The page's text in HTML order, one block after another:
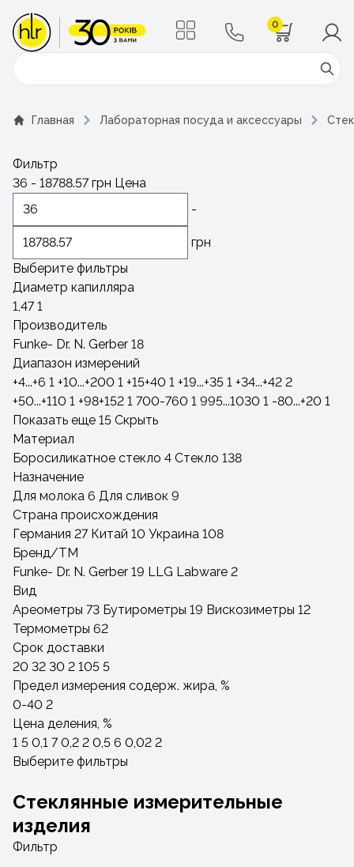
0
Поиск
Главная Лабораторная посуда и аксессуары
Фильтр
36 - 18788.57грн Цена
-
грн
Выберите фильтры
Диаметр капилляра
1,47 1
Производитель
Funke- Dr. N. Gerber 18
Диапазон измерений
+4...+6 1 +10...+200 1 +15+40 1 +19...+35 1 +34...+42 2
+50...+110 1 +98+152 1 700-760 1 995...1030 1 -80...+20 1
Показать еще 15 Скрыть
Материал
Боросиликатное стекло 4 Стекло 138
Назначение
Для молока 6 Для сливок 9
Страна происхождения
Германия 27 Китай 10 Украина 108
Бренд/ТМ
Funke- Dr. N. Gerber 19 LLG Labware 2
Вид
Ареометры 73 Бутирометры 19 Вискозиметры 12
Термометры 62
Срок доставки
20 32 30 2 105 5
Предел измерения содерж. жира, %
0-40 2
Цена деления, %
1 5 0,1 7 0,2 2 0,5 6 0,02 2
Выберите фильтры
Стеклянные измерительные
изделия
Фильтр